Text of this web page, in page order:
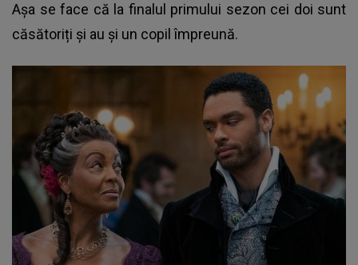
Așa se face că la finalul primului sezon cei doi sunt
căsătoriți și au și un copil împreună.